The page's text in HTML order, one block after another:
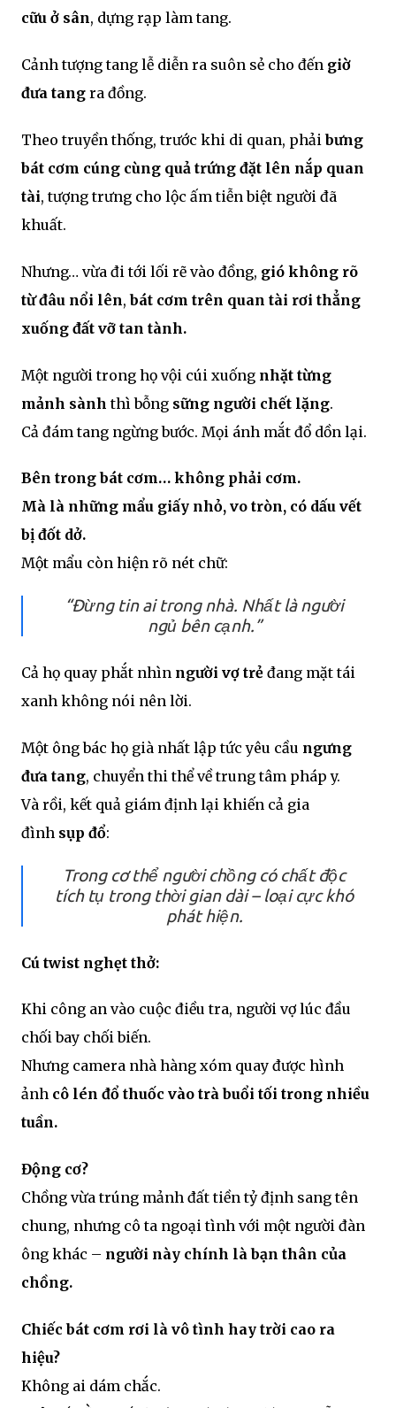
cữu ở sân, dựng rạp làm tang.
Cảnh tượng tang lễ diễn ra suôn sẻ cho đến giờ
đưa tang ra đồng.
Theo truyền thống, trước khi di quan, phảibưng
bát cơm cúng cùng quả trứng đặt lên nắp quan
tài, tượng trưng cho lộc ấm tiễn biệt người đã
khuất.
Nhưng… vừa đi tới lối rẽ vào đồng, gió không rõ
từ đâu nổi lên,bát cơm trên quan tài rơi thẳng
xuống đất vỡ tan tành.
Một người trong họ vội cúi xuống nhặt từng
mảnh sành thì bỗng sững người chết lặng.
Cả đám tang ngừng bước. Mọi ánh mắt đổ dồn lại.
Bên trong bát cơm… không phải cơm.
Mà là những mẩu giấy nhỏ, vo tròn, có dấu vết
bị đốt dở.
Một mẩu còn hiện rõ nét chữ:
“Đừng tin ai trong nhà. Nhất là người
ngủ bên cạnh.”
Cả họ quay phắt nhìn người vợ trẻ đang mặt tái
xanh không nói nên lời.
Một ông bác họ già nhất lập tức yêu cầu ngưng
đưa tang, chuyển thi thể về trung tâm pháp y.
Và rồi, kết quả giám định lại khiến cả gia
đình sụp đổ:
Trong cơ thể người chồng có chất độc
tích tụ trong thời gian dài– loại cực khó
phát hiện.
Cú twist nghẹt thở:
Khi công an vào cuộc điều tra, người vợ lúc đầu
chối bay chối biến.
Nhưng camera nhà hàng xóm quay được hình
ảnh cô lén đổ thuốc vào trà buổi tối trong nhiều
tuần.
Động cơ?
Chồng vừa trúng mảnh đất tiền tỷ định sang tên
chung, nhưng cô ta ngoại tình với một người đàn
ông khác – người này chính là bạn thân của
chồng.
Chiếc bát cơm rơi là vô tình hay trời cao ra
hiệu?
Không ai dám chắc.